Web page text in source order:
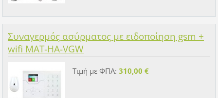
Συναγερμός ασύρματος με ειδοποίηση gsm +
wifi MAT-HA-VGW
Τιμή με ΦΠΑ: 310,00 €